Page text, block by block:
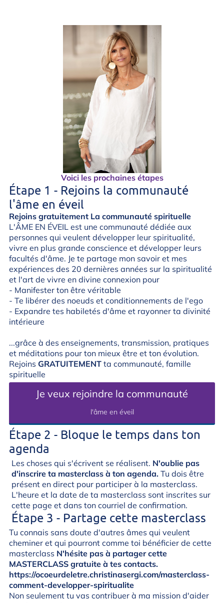
Voici les prochaines étapes
Étape 1 - Rejoins la communauté
l'âme en éveil
Rejoins gratuitement La communauté spirituelle
L'ÂME EN ÉVEIL est une communauté dédiée aux
personnes qui veulent développer leur spiritualité,
vivre en plus grande conscience et développer leurs
facultés d'âme. Je te partage mon savoir et mes
expériences des 20 dernières années sur la spiritualité
et l'art de vivre en divine connexion pour
- Manifester ton être véritable
- Te libérer des noeuds et conditionnements de l'ego
- Expandre tes habiletés d'âme et rayonner ta divinité
intérieure
...grâce à des enseignements, transmission, pratiques
et méditations pour ton mieux être et ton évolution.
Rejoins GRATUITEMENT ta communauté, famille
spirituelle
Je veux rejoindre la communauté
l'âme en éveil
Étape 2 - Bloque le temps dans ton
agenda
Les choses qui s'écrivent se réalisent. N'oublie pas
d'inscrire ta masterclass à ton agenda. Tu dois être
présent en direct pour participer à la masterclass.
L'heure et la date de ta masterclass sont inscrites sur
cette page et dans ton courriel de confirmation.
Étape 3 - Partage cette masterclass
Tu connais sans doute d'autres âmes qui veulent
cheminer et qui pourront comme toi bénéficier de cette
masterclass N'hésite pas à partager cette
MASTERCLASS gratuite à tes contacts.
https://ocoeurdeletre.christinasergi.com/masterclass-
comment-developper-spiritualite
Non seulement tu vas contribuer à ma mission d'aider